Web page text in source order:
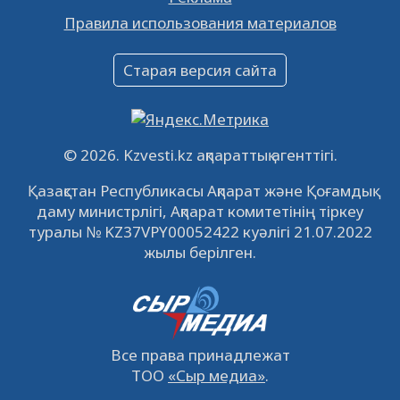
16.12.2022 61055
Объявление
09.12.2022
Свободные рабочие места
встречу с инвесторами в Кызылорде 22
ноября
21.11.2022 14951 0
© 2026. Kzvesti.kz ақпараттық агенттігі.
Қазақстан Республикасы Ақпарат және Қоғамдық
даму министрлігі, Ақпарат комитетінің тіркеу
туралы № KZ37VPY00052422 куәлігі 21.07.2022
жылы берілген.
Все права принадлежат
ТОО «Сыр медиа».
Правила использования материалов
Старая версия сайта